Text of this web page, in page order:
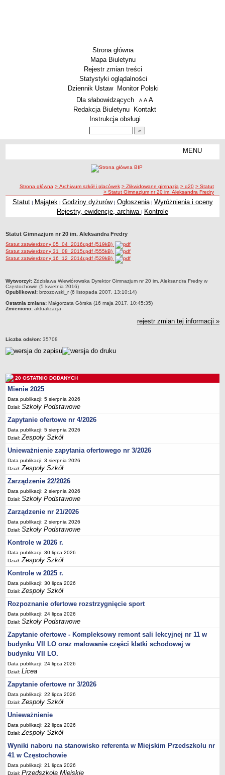
Strona główna
Mapa Biuletynu
Rejestr zmian treści
Statystyki oglądalności
Dziennik Ustaw
Monitor Polski
Menu dodatkowe
Dla słabowidzących A pomniejsz czcionkę
A standardowy rozmiar czcionki
A
Redakcja Biuletynu
Kontakt
Instrukcja obsługi
MENU
Licea
Zespoły Szkół
Techniczne Zakłady Naukowe
Przedszkola Miejskie
ARCHIWUM SZKÓŁ I PLACÓWEK
Zlikwidowane gimnazja
Wielofunkcyjna Placówka
SPECJALNE OŚRODKI SZKOLNO-WYCHOWAWCZE
Specjalny Ośrodek nr 1
Dane podstawowe
Statut
Godziny dyżurów
Zarządzenia
Kontrole
Rejestry, ewidencje, archiwa
Sprawozdania
Deklaracja dostępności
PORADNIE PSYCHOLOGICZNO-PEDAGOGICZNE
Zespół Poradni
BIURO FINANSÓW OŚWIATY
Dane podstawowe
Statut
Majątek
Godziny dyżurów
Ogłoszenia
Zarządzenia
Rejestry, ewidencje, archiwa
Kontrole
PONOWNE WYKORZYSTYWANIE
Sprawozdania
Deklaracja dostępności
DEKLARACJA DOSTĘPNOŚCI
OŚWIADCZENIA MAJĄTKOWE
PONOWNE WYKORZYSTYWANIE
UDOSTĘPNIANIE INFORMACJI PUBLICZNEJ
OCHRONA DANYCH OSOBOWYCH
ścieżka nawigacji
Strona główna > Archiwum szkół i placówek > Zlikwidowane gimnazja > g20 > Statut
> Statut Gimnazjum nr 20 im. Aleksandra Fredry
Statut| Majątek | Godziny dyżurów| Ogłoszenia| Wyróżnienia i oceny
Rejestry, ewidencje, archiwa | Kontrole
Statut Gimnazjum nr 20 im. Aleksandra Fredry
Statut zatwierdzony 05_04_2016r.pdf (519kB)
Statut zatwierdzony 31_08_2015r.pdf (555kB)
Statut zatwierdzony 16_12_2014r.pdf (529kB)
metryczka
Wytworzył: Zdzisława Wiewiórowska Dyrektor Gimnazjum nr 20 im. Aleksandra Fredry w
Częstochowie (5 kwietnia 2016)
Opublikował: brzozowski_r (6 listopada 2007, 13:10:14)
Ostatnia zmiana: Małgorzata Górska (16 maja 2017, 10:45:35)
Zmieniono: aktualizacja
rejestr zmian tej informacji »
Liczba odsłon: 35708
20 OSTATNIO DODANYCH
Mienie 2025
Data publikacji: 5 sierpnia 2026
Dział:Szkoły Podstawowe
Zapytanie ofertowe nr 4/2026
Data publikacji: 5 sierpnia 2026
Dział:Zespoły Szkół
Unieważnienie zapytania ofertowego nr 3/2026
Data publikacji: 3 sierpnia 2026
Dział:Zespoły Szkół
Zarządzenie 22/2026
Data publikacji: 2 sierpnia 2026
Dział:Szkoły Podstawowe
Zarządzenie nr 21/2026
Data publikacji: 2 sierpnia 2026
Dział:Szkoły Podstawowe
Kontrole w 2026 r.
Data publikacji: 30 lipca 2026
Dział:Zespoły Szkół
Kontrole w 2025 r.
Data publikacji: 30 lipca 2026
Dział:Zespoły Szkół
Rozpoznanie ofertowe rozstrzygnięcie sport
Data publikacji: 24 lipca 2026
Dział:Szkoły Podstawowe
Zapytanie ofertowe - Kompleksowy remont sali lekcyjnej nr 11 w
budynku VII LO oraz malowanie części klatki schodowej w
budynku VII LO.
Data publikacji: 24 lipca 2026
Dział:Licea
Zapytanie ofertowe nr 3/2026
Data publikacji: 22 lipca 2026
Dział:Zespoły Szkół
Unieważnienie
Data publikacji: 22 lipca 2026
Dział:Zespoły Szkół
Wyniki naboru na stanowisko referenta w Miejskim Przedszkolu nr
41 w Częstochowie
Data publikacji: 21 lipca 2026
Dział:Przedszkola Miejskie